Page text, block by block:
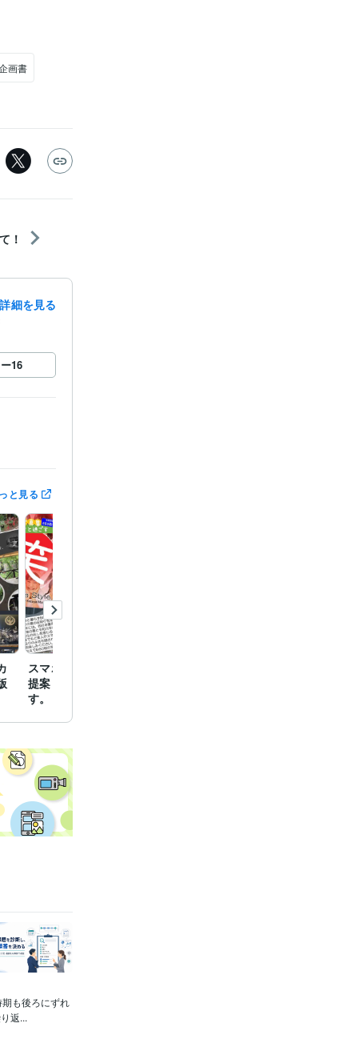
画書
！
細を見る
16
と見る
スマホ写真をお金にする
提案も込められていま
す。
も後ろにずれ
返...